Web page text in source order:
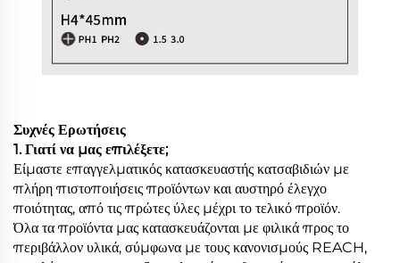
Συχνές Ερωτήσεις
1. Γιατί να μας επιλέξετε;
Είμαστε επαγγελματικός κατασκευαστής κατσαβιδιών με
πλήρη πιστοποιήσεις προϊόντων και αυστηρό έλεγχο
ποιότητας, από τις πρώτες ύλες μέχρι το τελικό προϊόν.
Όλα τα προϊόντα μας κατασκευάζονται με φιλικά προς το
περιβάλλον υλικά, σύμφωνα με τους κανονισμούς REACH,